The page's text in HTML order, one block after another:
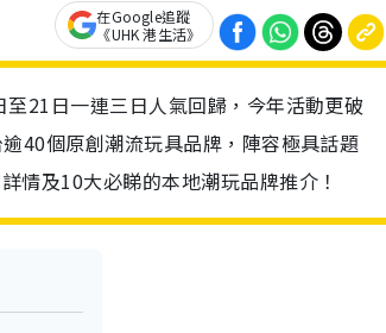
在Google追蹤
《UHK 港生活》
21日一連三日人氣回歸，今年活動更破
40個原創潮流玩具品牌，陣容極具話題
情及10大必睇的本地潮玩品牌推介！